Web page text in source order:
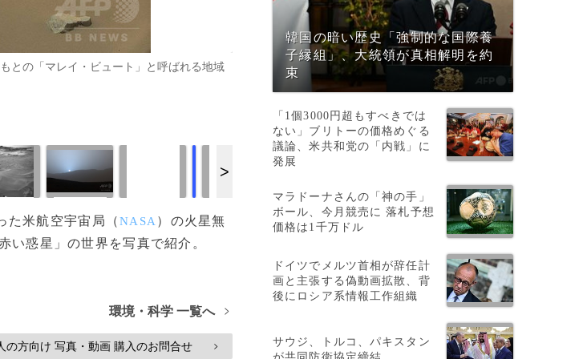
との「マレイ・ビュート」と呼ばれる地域
画像作成中
た米航空宇宙局（NASA ）の火星無
い惑星」の世界を写真で紹介。
環境・科学 一覧へ >
の方向け 写真・動画 購入のお問合せ >
韓国の暗い歴史「強制的な国際養
子縁組」、大統領が真相解明を約
束
「1個3000円超もすべきでは
ない」ブリトーの価格めぐる
議論、米共和党の「内戦」に
発展
マラドーナさんの「神の手」
ボール、今月競売に 落札予想
価格は1千万ドル
ドイツでメルツ首相が辞任計
画と主張する偽動画拡散、背
後にロシア系情報工作組織
サウジ、トルコ、パキスタン